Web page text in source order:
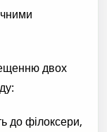
двох
до філоксери,